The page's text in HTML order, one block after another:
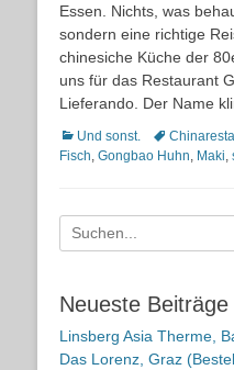
Essen. Nichts, was
sondern eine richtige
chinesiche Küche der
uns für das Restaurant
Lieferando. Der Name
Kategorien
Und sonst. Schlagworte
Fisch, Gongbao Huhn, Maki,
Suche
nach:
Neueste Beiträge
Linsberg Asia Therme,
Das Lorenz, Graz